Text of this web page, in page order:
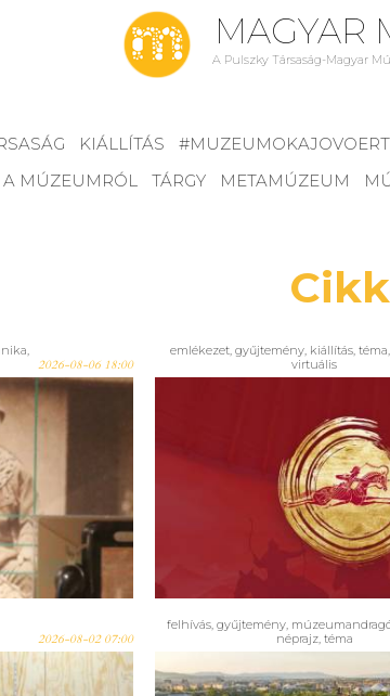
MAGYAR
A Pulszky Társaság-Magyar
KIÁLLÍTÁS #MUZEUMOKAJOVOERT
A MÚZEUMRÓL
TÁRGY METAMÚZEUM
,
2026-08-06 18:00
a
– 2026.
emlékezet,gyűjtemény, kiállítás,téma
virtuális
Aki nem látta,
aki látta, újra
a virtuális
2026-08-02 07:00
felhívás,gyűjtemény,
néprajz, téma